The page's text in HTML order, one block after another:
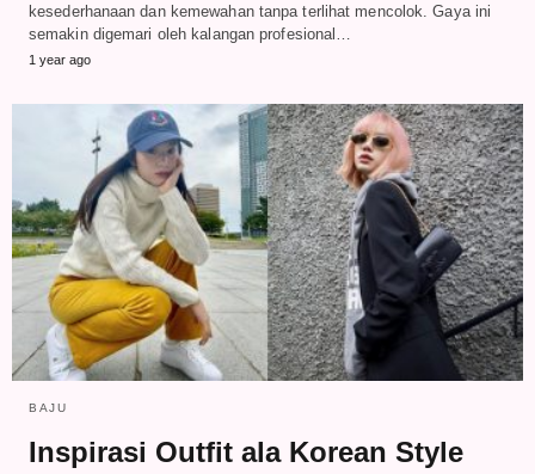
kesederhanaan dan kemewahan tanpa terlihat mencolok. Gaya ini
semakin digemari oleh kalangan profesional…
1 year ago
BAJU
Inspirasi Outfit ala Korean Style